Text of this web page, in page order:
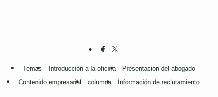
Temas Introducción a la oficina
Presentación del abogado
Contenido empresarial
columna Información de reclutamiento